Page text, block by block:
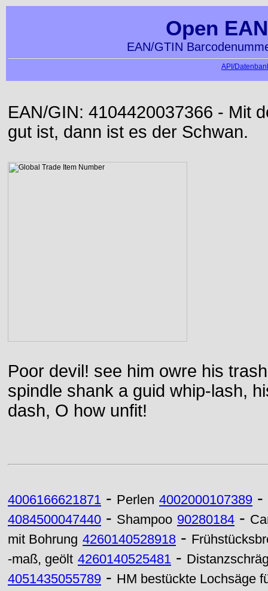
Open
EAN/GTIN
API/
EAN/GIN: 4104420037366 - Mit
gut ist, dann ist es der Schwan.
Poor devil! see him owre his
spindle shank a guid whip-lash,
dash, O how unfit!
4006166621871 - Perlen 4002000107389 -
4084500047440 - Shampoo 90280184 -
mit Bohrung 4260140528918 -
-maß, geölt 4260140525481 -
4051435055789 - HM bestückte Lochsäge